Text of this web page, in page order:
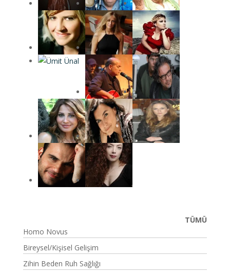
TÜMÜ
Homo Novus
Bireysel/Kişisel Gelişim
Zihin Beden Ruh Sağlığı